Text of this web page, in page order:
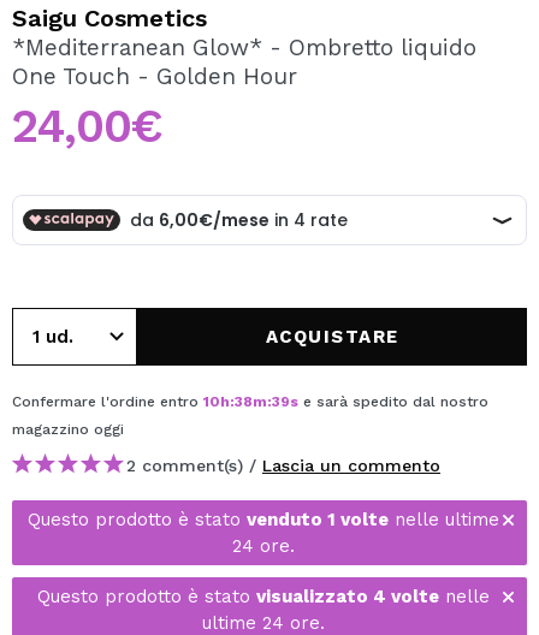
Creando un account su Maquibeauty.it potrai fare i tuoi
acquisti velocemente, controllare lo stato dei tuoi ordini e
Saigu Cosmetics
*Mediterranean Glow* - Ombretto liquido
One Touch - Golden Hour
24,00€
ACQUISTARE
Confermare l'ordine entro 10h:38m:39s e sarà spedito dal nostro
magazzino oggi
2 comment(s) / Lascia un commento
Questo prodotto è stato venduto 1 volte nelle ultime
24 ore.
Questo prodotto è stato visualizzato 4 volte nelle
ultime 24 ore.